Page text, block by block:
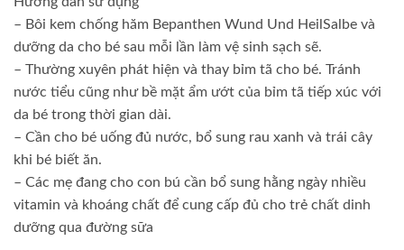
– Bôi kem chống hăm Bepanthen Wund Und HeilSalbe và
dưỡng da cho bé sau mỗi lần làm vệ sinh sạch sẽ.
– Thường xuyên phát hiện và thay bỉm tã cho bé. Tránh
nước tiểu cũng như bề mặt ẩm ướt của bỉm tã tiếp xúc với
da bé trong thời gian dài.
– Cần cho bé uống đủ nước, bổ sung rau xanh và trái cây
khi bé biết ăn.
– Các mẹ đang cho con bú cần bổ sung hằng ngày nhiều
vitamin và khoáng chất để cung cấp đủ cho trẻ chất dinh
dưỡng qua đường sữa